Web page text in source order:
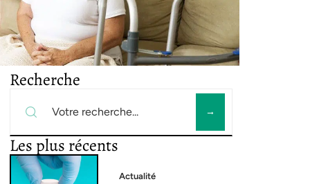
Recherche
Les plus récents
Actualité